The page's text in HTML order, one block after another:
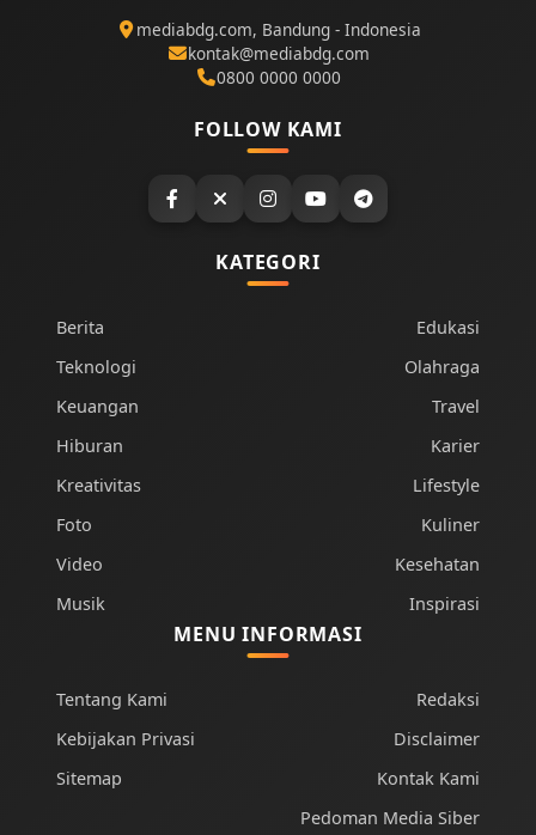
mediabdg.com, Bandung - Indonesia
kontak@mediabdg.com
0800 0000 0000
FOLLOW KAMI
KATEGORI
Berita
Teknologi
Keuangan
Hiburan
Kreativitas
Foto
Video
Musik
Edukasi
Olahraga
Travel
Karier
Lifestyle
Kuliner
Kesehatan
Inspirasi
MENU INFORMASI
Tentang Kami
Kebijakan Privasi
Sitemap
Redaksi
Disclaimer
Kontak Kami
Pedoman Media Siber